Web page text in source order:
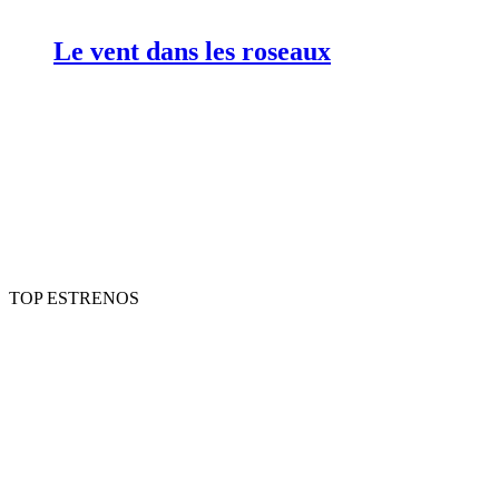
Le vent dans les roseaux
TOP ESTRENOS